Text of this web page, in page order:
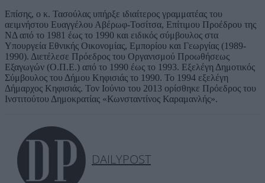
Επίσης, ο κ. Τασούλας υπήρξε ιδιαίτερος γραμματέας του
αειμνήστου Ευαγγέλου Αβέρωφ-Τοσίτσα, Επίτιμου Προέδρου της
ΝΔ από το 1981 έως το 1990 και ειδικός σύμβουλος στα
Υπουργεία Εθνικής Οικονομίας, Εμπορίου και Γεωργίας (1989-
1990). Διετέλεσε Πρόεδρος του Οργανισμού Προωθήσεως
Εξαγωγών (Ο.Π.Ε.) από το 1990 έως το 1993. Εξελέγη Δημοτικός
Σύμβουλος του Δήμου Κηφισιάς το 1990. Το 1994 εξελέγη
Δήμαρχος Κηφισιάς. Τον Ιούνιο του 2013 ορίσθηκε Πρόεδρος του
Ινστιτούτου Δημοκρατίας «Κωνσταντίνος Καραμανλής».
DAILYPOST